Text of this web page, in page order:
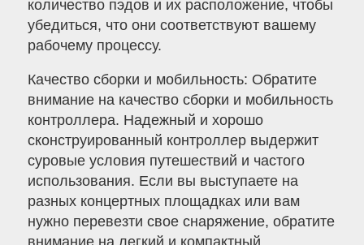
количество пэдов и их расположение, чтобы
убедиться, что они соответствуют вашему
рабочему процессу.
Качество сборки и мобильность: Обратите
внимание на качество сборки и мобильность
контроллера. Надежный и хорошо
сконструированный контроллер выдержит
суровые условия путешествий и частого
использования. Если вы выступаете на
разных концертных площадках или вам
нужно перевезти свое снаряжение, обратите
внимание на легкий и компактный